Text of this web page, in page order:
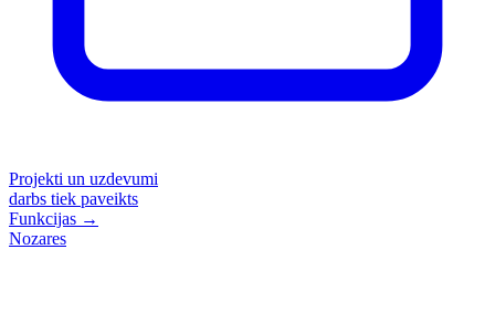
Projekti un uzdevumi
darbs tiek paveikts
Funkcijas →
Nozares